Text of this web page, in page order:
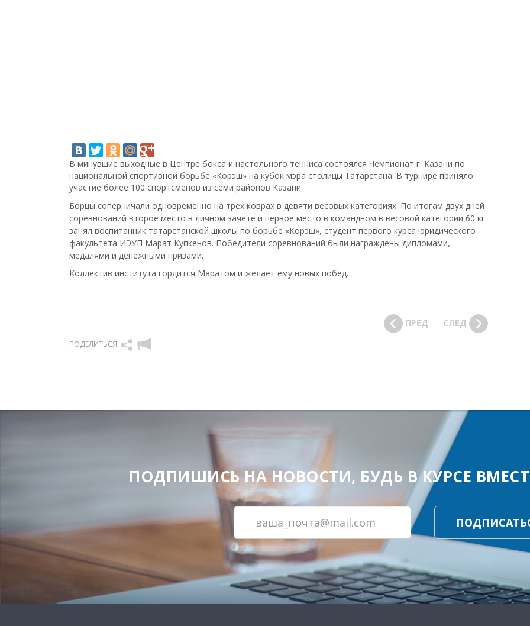
В минувшие выходные в Центре бокса и настольного тенниса состоялся Чемпионат г. Казани по
национальной спортивной борьбе «Корэш» на кубок мэра столицы Татарстана. В турнире приняло
участие более 100 спортсменов из семи районов Казани.
Борцы соперничали одновременно на трех коврах в девяти весовых категориях. По итогам двух дней
соревнований второе место в личном зачете и первое место в командном в весовой категории 60 кг.
занял воспитанник татарстанской школы по борьбе «Корэш», студент первого курса юридического
факультета ИЭУП Марат Купкенов. Победители соревнований были награждены дипломами,
медалями и денежными призами.
Коллектив института гордится Маратом и желает ему новых побед.
ПОДЕЛИТЬСЯ
ПРЕД СЛЕД
ПОДПИШИСЬ НА НОВОСТИ, БУДЬ В КУРСЕ